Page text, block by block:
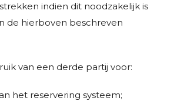
indien dit noodzakelijk is
de hierboven beschreven
van een derde partij voor:
het reservering systeem;